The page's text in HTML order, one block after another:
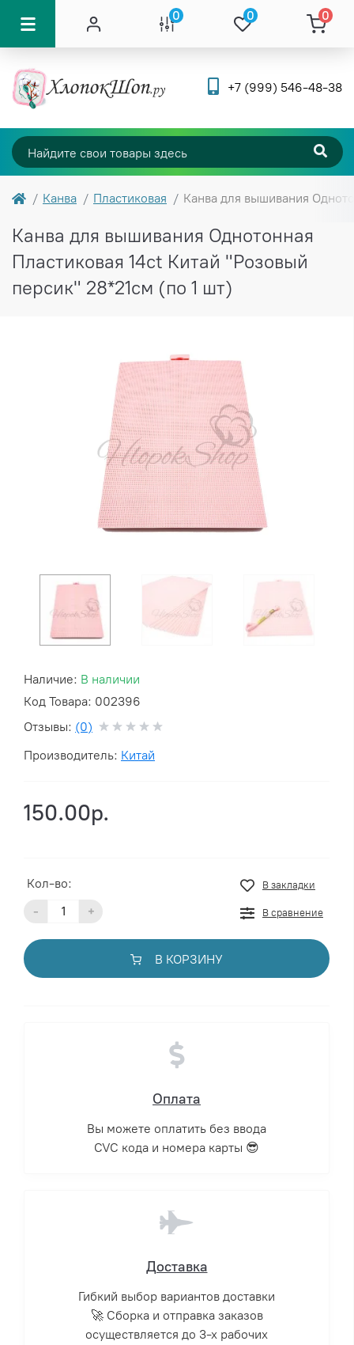
0 0 0
+7 (999) 546-48-38
Канва Пластиковая Канва для вышивания
Канва для вышивания Однотонная
Пластиковая 14ct Китай "Розовый
персик" 28*21см (по 1 шт)
Наличие: В наличии
Код Товара: 002396
Отзывы: (0)
Производитель: Китай
150.00р.
Кол-во:
- +
В закладки
В сравнение
В КОРЗИНУ
Оплата
Вы можете оплатить без ввода
CVC кода и номера карты 😎
Доставка
Гибкий выбор вариантов доставки
🚀 Сборка и отправка заказов
осуществляется до 3-х рабочих